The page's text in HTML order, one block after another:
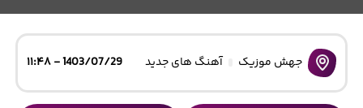
جهش موزیک آهنگ های جدید 1403/07/29 - ۱۱:۴۸